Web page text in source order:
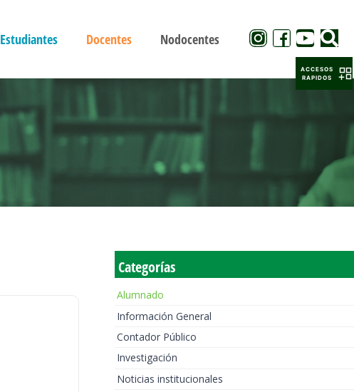
Estudiantes Docentes Nodocentes
Categorías
Alumnado
Información General
Contador Público
Investigación
Noticias institucionales
ACCESOS
RAPIDOS